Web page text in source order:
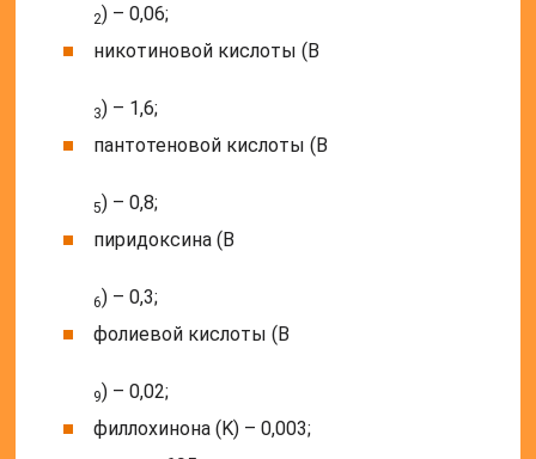
2) – 0,06;
никотиновой кислоты (B
3) – 1,6;
пантотеновой кислоты (B
5) – 0,8;
пиридоксина (B
6) – 0,3;
фолиевой кислоты (B
9) – 0,02;
филлохинона (K) – 0,003;